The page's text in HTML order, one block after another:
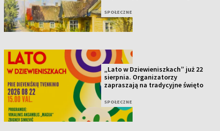
SPOŁECZNE
„Lato w Dziewieniszkach” już 22
sierpnia. Organizatorzy
zapraszają na tradycyjne święto
SPOŁECZNE